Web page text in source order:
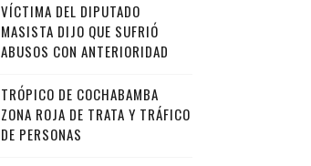
VÍCTIMA DEL DIPUTADO
MASISTA DIJO QUE SUFRIÓ
ABUSOS CON ANTERIORIDAD
TRÓPICO DE COCHABAMBA
ZONA ROJA DE TRATA Y TRÁFICO
DE PERSONAS